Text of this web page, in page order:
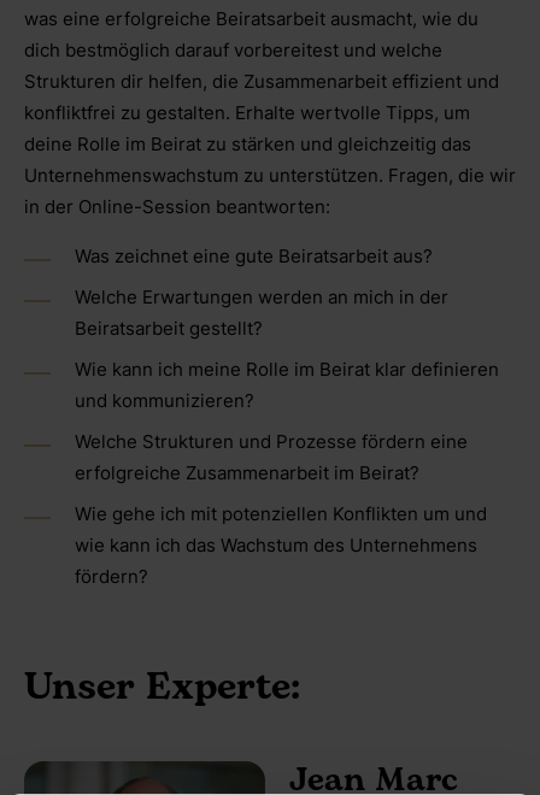
was eine erfolgreiche Beiratsarbeit ausmacht, wie du
dich bestmöglich darauf vorbereitest und welche
Strukturen dir helfen, die Zusammenarbeit effizient und
konfliktfrei zu gestalten. Erhalte wertvolle Tipps, um
deine Rolle im Beirat zu stärken und gleichzeitig das
Unternehmenswachstum zu unterstützen. Fragen, die wir
in der Online-Session beantworten:
Was zeichnet eine gute Beiratsarbeit aus?
Welche Erwartungen werden an mich in der
Beiratsarbeit gestellt?
Wie kann ich meine Rolle im Beirat klar definieren
und kommunizieren?
Welche Strukturen und Prozesse fördern eine
erfolgreiche Zusammenarbeit im Beirat?
Wie gehe ich mit potenziellen Konflikten um und
wie kann ich das Wachstum des Unternehmens
fördern?
Unser Experte:
Jean Marc